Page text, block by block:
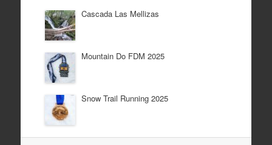
Cascada Las Mellizas
Mountain Do FDM 2025
Snow Trail Running 2025